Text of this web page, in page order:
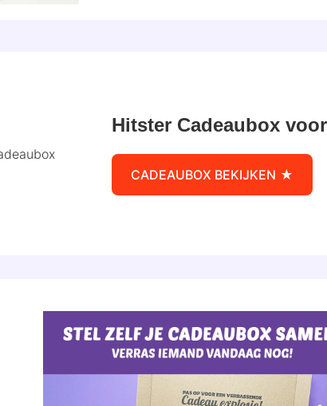
Hitster Cadeaubox
CADEAUBOX BEKIJKEN